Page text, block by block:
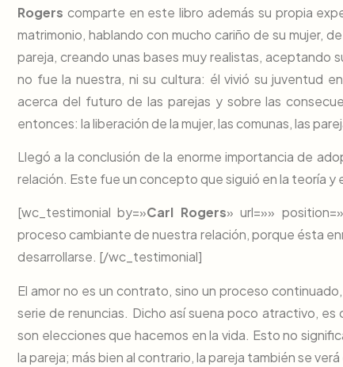
Rogers comparte en este libro además su propia
matrimonio, hablando con mucho cariño de su mujer,
pareja, creando unas bases muy realistas, aceptando
no fue la nuestra, ni su cultura: él vivió su juventud
acerca del futuro de las parejas y sobre las
entonces: la liberación de la mujer, las comunas, las
Llegó a la conclusión de la enorme importancia de
relación. Este fue un concepto que siguió en la teoría y
[wc_testimonial by=»Carl Rogers» url=»»
proceso cambiante de nuestra relación, porque ésta
desarrollarse. [/wc_testimonial]
El amor no es un contrato, sino un proceso
serie de renuncias. Dicho así suena poco atractivo,
son elecciones que hacemos en la vida. Esto no
la pareja; más bien al contrario, la pareja también se